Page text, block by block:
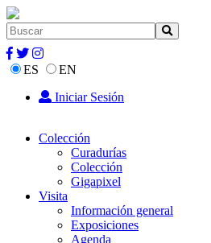
ES
EN
Iniciar Sesión
Colección
Curadurías
Colección
Gigapixel
Visita
Información general
Exposiciones
Agenda